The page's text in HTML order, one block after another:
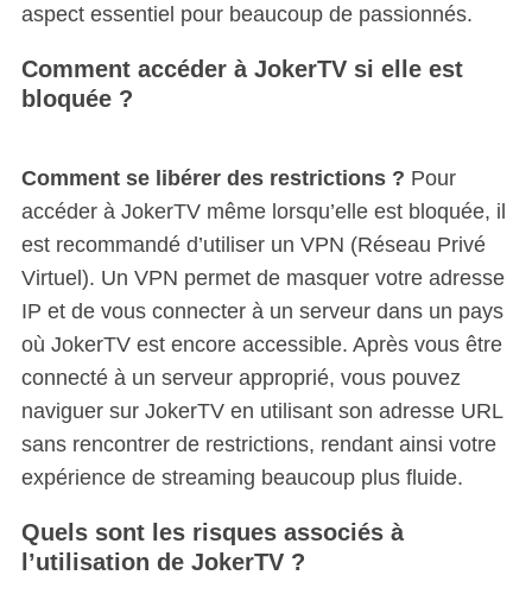
aspect essentiel pour beaucoup de passionnés.
Comment accéder à JokerTV si elle est
bloquée ?
Comment se libérer des restrictions ? Pour
accéder à JokerTV même lorsqu’elle est bloquée, il
est recommandé d’utiliser un VPN (Réseau Privé
Virtuel). Un VPN permet de masquer votre adresse
IP et de vous connecter à un serveur dans un pays
où JokerTV est encore accessible. Après vous être
connecté à un serveur approprié, vous pouvez
naviguer sur JokerTV en utilisant son adresse URL
sans rencontrer de restrictions, rendant ainsi votre
expérience de streaming beaucoup plus fluide.
Quels sont les risques associés à
l’utilisation de JokerTV ?